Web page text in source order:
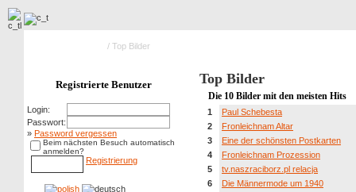
/ Top Bilder
Registrierte Benutzer
Login:
Passwort:
» Password vergessen
Beim nächsten Besuch automatisch
anmelden?
Registrierung
Top Bilder
Die 10 Bilder mit den meisten Hits
1
Paul Schebesta
2
Fronleichnam Altar
3
Eine der schönsten Postkarten
4
Fronleichnam Prozession
5
tv.naszraciborz.pl relacja
6
Die Männermode um 1940